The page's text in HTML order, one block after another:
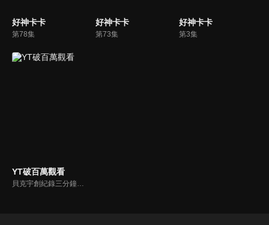
好神卡卡
第78集
好神卡卡
第73集
好神卡卡
第3集
YT破百萬觀看